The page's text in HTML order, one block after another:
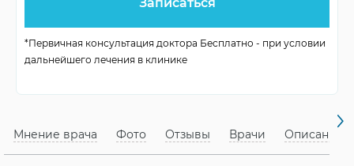
Возраст для брекетов с 14 лет
Доступные методы
пластинки
*Первичная консультация доктора Бесплатно - при условии
дальнейшего лечения в клинике
Мнение врача Фото Отзывы Врачи Описание